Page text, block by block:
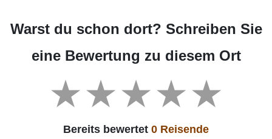
Warst du schon dort? Schreiben Sie
eine Bewertung zu diesem Ort
Bereits bewertet 0 Reisende